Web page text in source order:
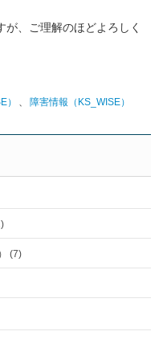
、ご理解のほどよろしく
） 、 障害情報（KS_WISE）
(7)